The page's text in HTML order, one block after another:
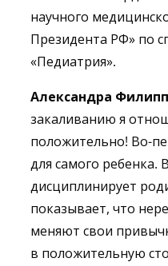
научного
Президента РФ» по
«Педиатрия».
Александра
закаливанию я
положительно! Во-
для самого ребенка.
дисциплинирует
показывает, что
меняют свои
в положительную